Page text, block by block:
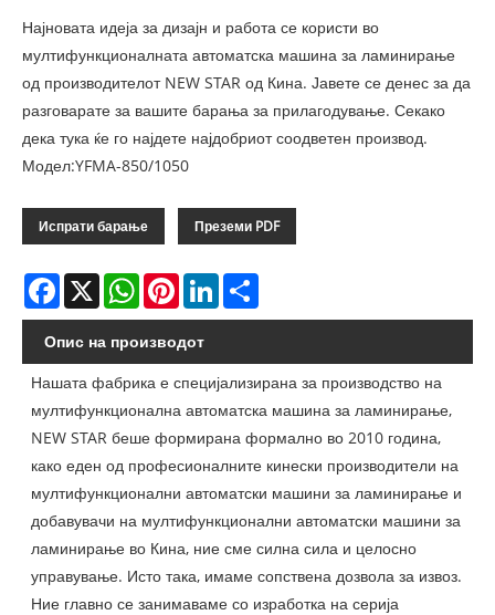
Најновата идеја за дизајн и работа се користи во
мултифункционалната автоматска машина за ламинирање
од производителот NEW STAR од Кина. Јавете се денес за да
разговарате за вашите барања за прилагодување. Секако
дека тука ќе го најдете најдобриот соодветен производ.
Модел:YFMA-850/1050
Испрати барање Преземи PDF
Facebook
X WhatsAppPinterestLinkedIn
Опис на производот
Нашата фабрика е специјализирана за производство на
мултифункционална автоматска машина за ламинирање,
NEW STAR беше формирана формално во 2010 година,
како еден од професионалните кинески производители на
мултифункционални автоматски машини за ламинирање и
добавувачи на мултифункционални автоматски машини за
ламинирање во Кина, ние сме силна сила и целосно
управување. Исто така, имаме сопствена дозвола за извоз.
Ние главно се занимаваме со изработка на серија